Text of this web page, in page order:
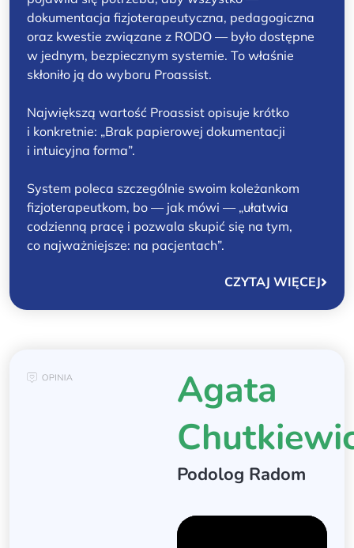
dokumentacja fizjoterapeutyczna, pedagogiczna
oraz kwestie związane z RODO — było dostępne
w jednym, bezpiecznym systemie. To właśnie
skłoniło ją do wyboru Proassist.
Największą wartość Proassist opisuje krótko
i konkretnie: „Brak papierowej dokumentacji
i intuicyjna forma”.
System poleca szczególnie swoim koleżankom
fizjoterapeutkom, bo — jak mówi — „ułatwia
codzienną pracę i pozwala skupić się na tym,
co najważniejsze: na pacjentach”.
CZYTAJ WIĘCEJ
Agata
Podolog Radom